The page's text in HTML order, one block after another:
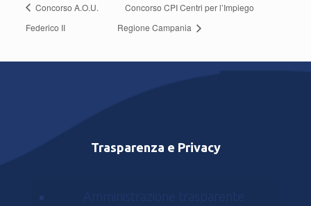
Concorso A.O.U.
Federico II
Concorso CPI Centri per l’Impiego
Regione Campania
Trasparenza e Privacy
Amministrazione trasparente